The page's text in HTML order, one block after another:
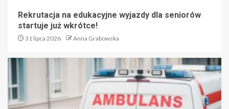
Rekrutacja na edukacyjne wyjazdy dla seniorów
startuje już wkrótce!
31 lipca 2026 Anna Grabowska